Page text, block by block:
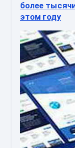
более
этом году